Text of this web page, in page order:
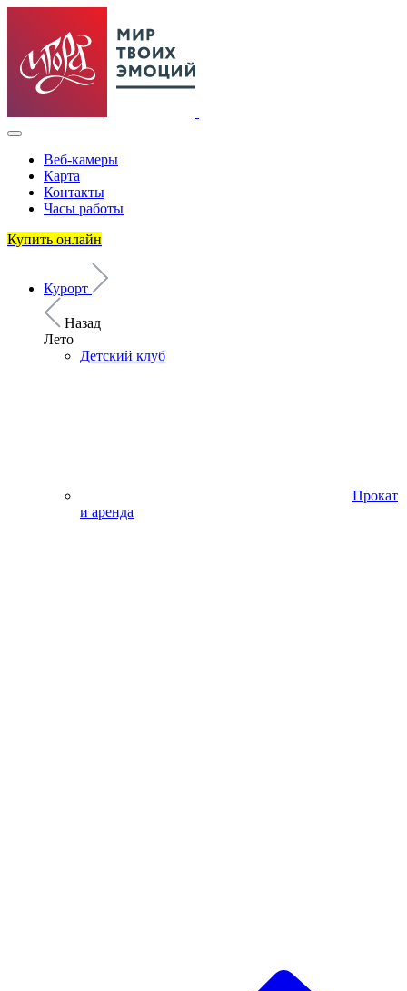
Веб-камеры
Карта
Контакты
Часы работы
Купить онлайн
Курорт
Назад
Лето
Детский клуб
Прокат
и аренда